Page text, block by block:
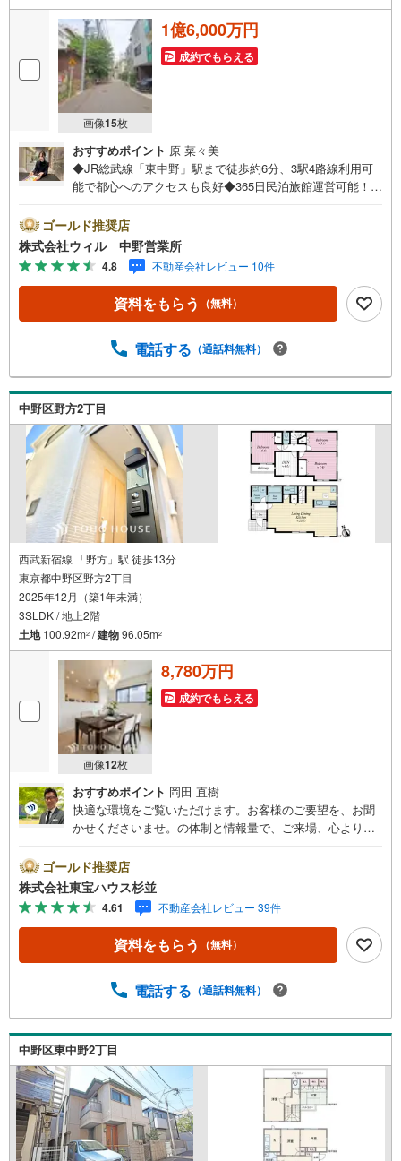
画像15枚
1億6,000万円
成約でもらえる
おすすめポイント 原 菜々美
◆JR総武線「東中野」駅まで徒歩約6分、3駅4路線利用可
能で都心へのアクセスも良好◆365日民泊旅館運営可能！◆
設置、3階へもラクラク移動可能◆DKや水回りは人目が気
になりにくい2階に設けられ、のんびりお過ごしいただけま
す◆室内、大容量の納戸等が2ヶ所にあり、大きな物や季節
の物など収納できます◆DKに隣接する和室はくつろぎスペ
ースとしても！◆浴室・洗面室に窓が有り！◆東向きのバ
ルコニー付き！爽やかな朝が迎えられそうですね！◆前面
業時間 10:00～19:00】上記時間はお電話が繋がりやすくな
れる場合は「室内・現地を見学する（無料）」ボタンより
ご希望の日時をご記入いただけますとスムーズにご案内が
可能です。【ウィル不動産販売はここが強み】（1）住宅ロ
ーンに精通したローン専門部署があります！（2）施工実績
多数のリフォーム部門も社内にあります！（3）定休日な
し！
ゴールド推奨店
株式会社ウィル 中野営業所
4.8 不動産会社レビュー 10件
資料をもらう （無料）
電話する （通話料無料）
中野区野方2丁目
西武新宿線 「野方」駅 徒歩13分
東京都中野区野方2丁目
2025年12月（築1年未満）
3SLDK / 地上2階
土地100.92m2 /建物96.05m2
画像12枚
8,780万円
成約でもらえる
おすすめポイント 岡田 直樹
快適な環境をご覧いただけます。お客様のご要望を、お聞
かせくださいませ。の体制と情報量で、ご来場、心よりお
「未来カレンダー」のご提案。・ 未来に起こるであろうご
自宅リフォームをオンライン上でご提案「ミラカレクラ
ブ」。・ 不動産売却時、ご自宅を綺麗にかつ瀟洒にさせる
CG加工ホームステイジングサービス。・ 購入者様へ、税
理士による確定申告の無料セミナーをご招待いたします。
◆ご予約に際して◆日時のご希望をお伝えください。（も
（居住中物件）の手配が必要な場合がございますのでご容
案内が可能となりますのでお手数ですがご一報ください。
◆物件のご案内は◆弊社へのご来社、お客様宅へのお迎
え・最寄駅での待ち合わせ、物件周辺のコンビニ等でお待
ち合わせなど、ご希望をお伝えください。ご希望条件をお
伝え頂けましたら、ご見学希望物件以外の資料も用意して
参ります。もちろん他の物件も併せてご案内させていただ
きます。
ゴールド推奨店
株式会社東宝ハウス杉並
4.61 不動産会社レビュー 39件
資料をもらう （無料）
電話する （通話料無料）
中野区東中野2丁目